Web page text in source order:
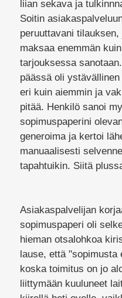
liian sekava ja
Soitin
peruuttavani
maksaa enemmän
tarjouksessa
päässä oli
eri kuin aiemmin ja
pitää. Henkilö sanoi
sopimuspaperini
generoima ja kertoi
manuaalisesti
tapahtuikin. Siitä
Asiakaspalvelijan
sopimuspaperi oli
hieman otsalohkoa
lause, että "sopimusta
koska toimitus on jo
liittymään kuuluneet